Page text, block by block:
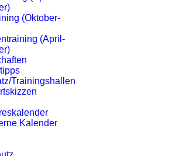
(Oktober-
(April-
Trainingshallen
Kalender